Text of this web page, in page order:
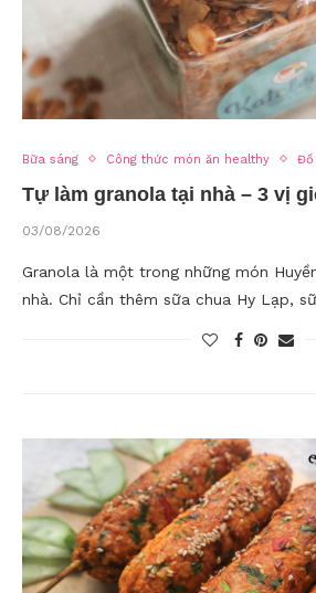
Bữa sáng Công thức món ăn healthy Đồ
Tự làm granola tại nhà – 3 vị
03/08/2026
Granola là một trong những món
nhà. Chỉ cần thêm sữa chua Hy Lạp,